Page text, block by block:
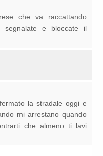
che va raccattando
segnalate e bloccate il
la stradale oggi e
mi arrestano quando
che almeno ti lavi